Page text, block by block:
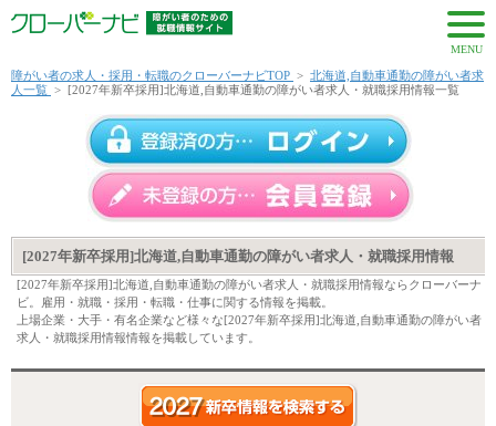
MENU
障がい者の求人・採用・転職のクローバーナビTOP > 北海道,自動車通勤の障がい者求
人一覧 > [2027年新卒採用]北海道,自動車通勤の障がい者求人・就職採用情報一覧
[2027年新卒採用]北海道,自動車通勤の障がい者求人・就職採用情報
[2027年新卒採用]北海道,自動車通勤の障がい者求人・就職採用情報ならクローバーナ
ビ。雇用・就職・採用・転職・仕事に関する情報を掲載。
上場企業・大手・有名企業など様々な[2027年新卒採用]北海道,自動車通勤の障がい者
求人・就職採用情報情報を掲載しています。